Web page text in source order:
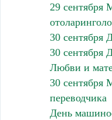
29 сентября
30 сентября
30 сентября
Любви и
30 сентября
переводчика
День